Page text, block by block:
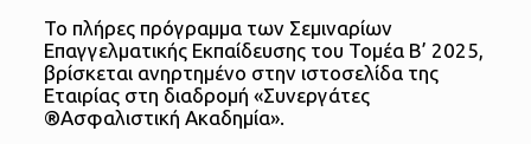
Το πλήρες πρόγραμμα των Σεμιναρίων
Επαγγελματικής Εκπαίδευσης του Τομέα Β’ 2025,
βρίσκεται ανηρτημένο στην ιστοσελίδα της
Εταιρίας στη διαδρομή «Συνεργάτες
®Ασφαλιστική Ακαδημία».